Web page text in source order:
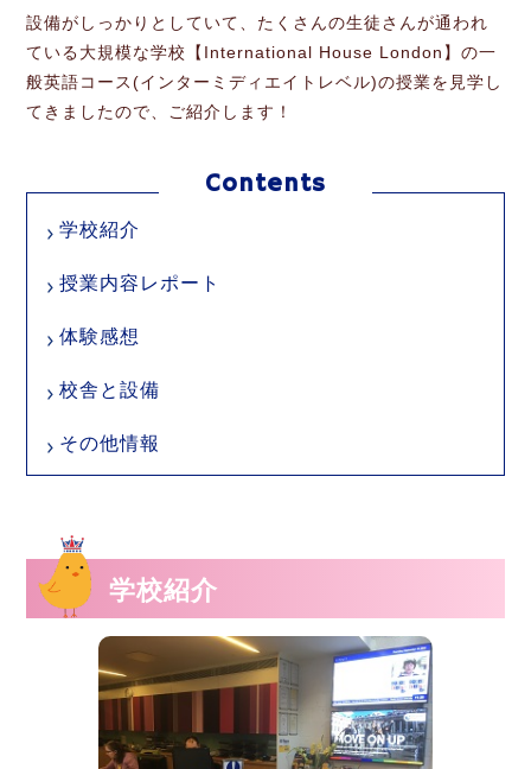
設備がしっかりとしていて、たくさんの生徒さんが通われ
ている大規模な学校【International House London】の一
般英語コース(インターミディエイトレベル)の授業を見学し
てきましたので、ご紹介します！
学校紹介
授業内容レポート
体験感想
校舎と設備
その他情報
学校紹介